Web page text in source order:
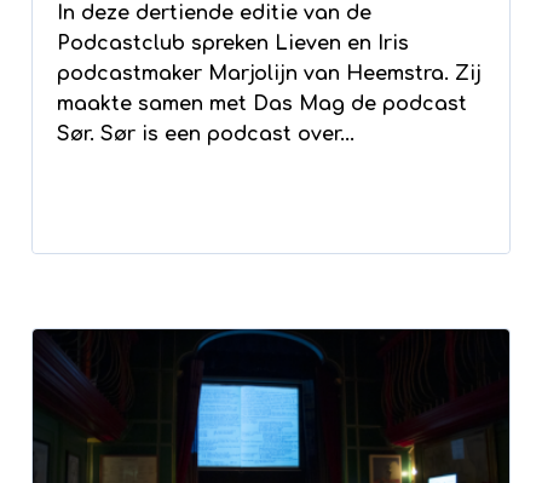
In deze dertiende editie van de
Podcastclub spreken Lieven en Iris
podcastmaker Marjolijn van Heemstra. Zij
maakte samen met Das Mag de podcast
Sør. Sør is een podcast over...